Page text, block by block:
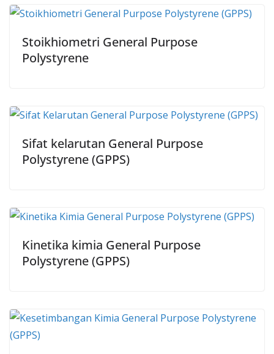
Stoikhiometri General Purpose
Polystyrene
Sifat kelarutan General Purpose
Polystyrene (GPPS)
Kinetika kimia General Purpose
Polystyrene (GPPS)